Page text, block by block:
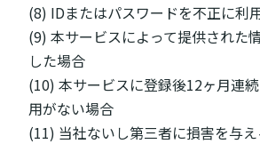
(8) IDまたはパスワードを不正に利
(9) 本サービスによって提供された
した場合
(10) 本サービスに登録後12ヶ月連
用がない場合
(11) 当社ないし第三者に損害を与